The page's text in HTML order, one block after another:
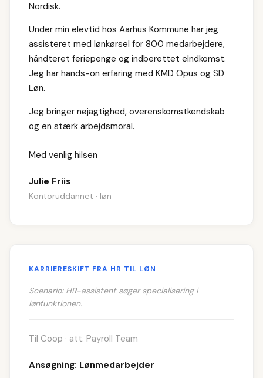
Nordisk.
Under min elevtid hos Aarhus Kommune har jeg
assisteret med lønkørsel for 800 medarbejdere,
håndteret feriepenge og indberettet eIndkomst.
Jeg har hands-on erfaring med KMD Opus og SD
Løn.
Jeg bringer nøjagtighed, overenskomstkendskab
og en stærk arbejdsmoral.
Med venlig hilsen
Julie Friis
Kontoruddannet · løn
KARRIERESKIFT FRA HR TIL LØN
Scenario: HR-assistent søger specialisering i
lønfunktionen.
Til Coop · att. Payroll Team
Ansøgning: Lønmedarbejder